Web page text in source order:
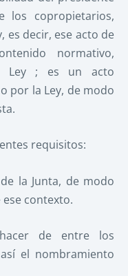
los copropietarios,
es decir, ese acto de
normativo,
Ley ; es un acto
por la Ley, de modo
requisitos:
la Junta, de modo
contexto.
de entre los
el nombramiento